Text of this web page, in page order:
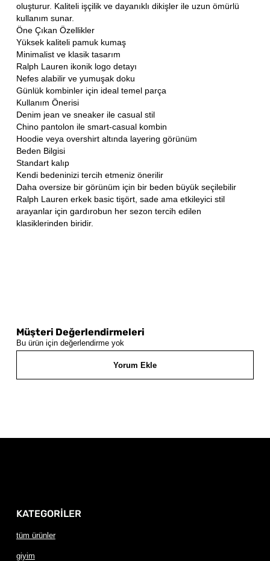
oluşturur. Kaliteli işçilik ve dayanıklı dikişler ile uzun ömürlü
kullanım sunar.
Öne Çıkan Özellikler
Yüksek kaliteli pamuk kumaş
Minimalist ve klasik tasarım
Ralph Lauren ikonik logo detayı
Nefes alabilir ve yumuşak doku
Günlük kombinler için ideal temel parça
Kullanım Önerisi
Denim jean ve sneaker ile casual stil
Chino pantolon ile smart-casual kombin
Hoodie veya overshirt altında layering görünüm
Beden Bilgisi
Standart kalıp
Kendi bedeninizi tercih etmeniz önerilir
Daha oversize bir görünüm için bir beden büyük seçilebilir
Ralph Lauren erkek basic tişört, sade ama etkileyici stil
arayanlar için gardırobun her sezon tercih edilen
klasiklerinden biridir.
Müşteri Değerlendirmeleri
Bu ürün için değerlendirme yok
Yorum Ekle
KATEGORİLER
tüm ürünler
giyim